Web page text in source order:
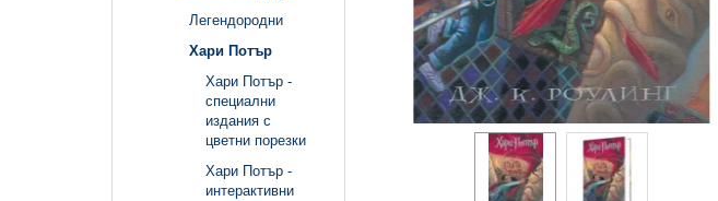
Легендородни
Хари Потър
Хари Потър -
специални
издания с
цветни порезки
Хари Потър -
интерактивни